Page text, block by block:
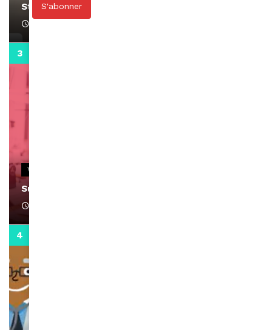
Stacy passe un message
VIDEOS
Support Black Business Wee-kend
S'abonner